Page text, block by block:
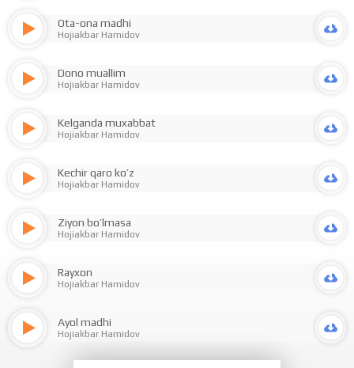
Ota-ona madhi
Hojiakbar Hamidov
Dono muallim
Hojiakbar Hamidov
Kelganda muxabbat
Hojiakbar Hamidov
Kechir qaro ko’z
Hojiakbar Hamidov
Ziyon bo’lmasa
Hojiakbar Hamidov
Rayxon
Hojiakbar Hamidov
Ayol madhi
Hojiakbar Hamidov